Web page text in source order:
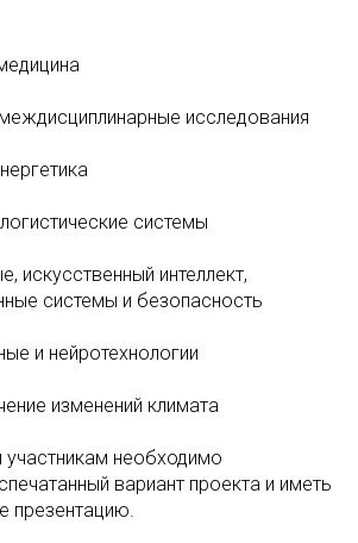
исследования
системы
искусственный интеллект,
системы и безопасность
и нейротехнологии
изменений климата
необходимо
вариант проекта и иметь
презентацию.